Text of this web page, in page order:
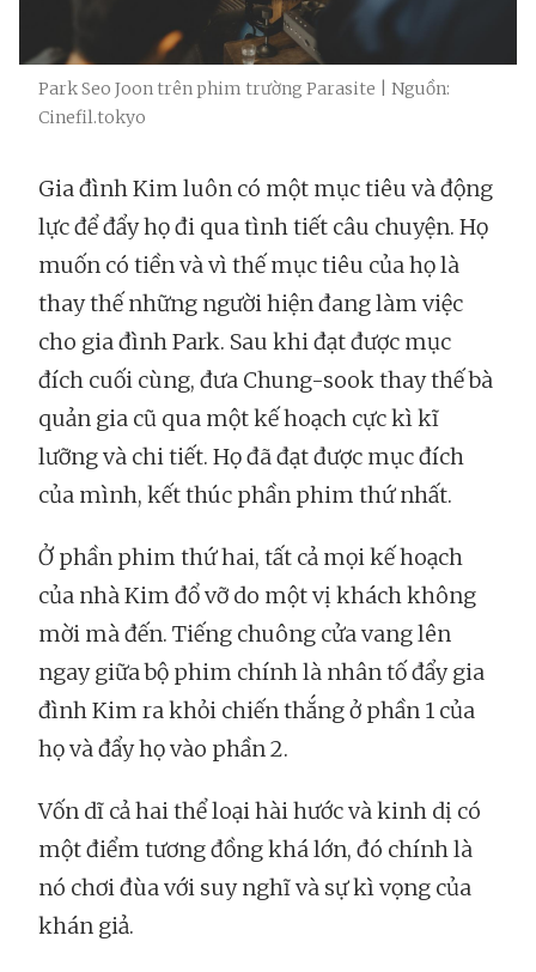
Park Seo Joon trên phim trường Parasite | Nguồn:
Cinefil.tokyo
Gia đình Kim luôn có một mục tiêu và động
lực để đẩy họ đi qua tình tiết câu chuyện. Họ
muốn có tiền và vì thế mục tiêu của họ là
thay thế những người hiện đang làm việc
cho gia đình Park. Sau khi đạt được mục
đích cuối cùng, đưa Chung-sook thay thế bà
quản gia cũ qua một kế hoạch cực kì kĩ
lưỡng và chi tiết. Họ đã đạt được mục đích
của mình, kết thúc phần phim thứ nhất.
Ở phần phim thứ hai, tất cả mọi kế hoạch
của nhà Kim đổ vỡ do một vị khách không
mời mà đến. Tiếng chuông cửa vang lên
ngay giữa bộ phim chính là nhân tố đẩy gia
đình Kim ra khỏi chiến thắng ở phần 1 của
họ và đẩy họ vào phần 2.
Vốn dĩ cả hai thể loại hài hước và kinh dị có
một điểm tương đồng khá lớn, đó chính là
nó chơi đùa với suy nghĩ và sự kì vọng của
khán giả.